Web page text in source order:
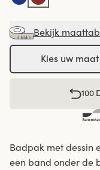
Bekijk
Kies uw maat
100
Badpak met dessin
een band onder de